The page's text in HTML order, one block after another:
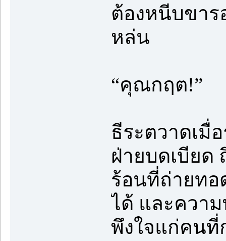
ต้องหนีบขาร
หล่น
“คุณกฤต!”
ธีระตวาดเมื่
ฝ่ายบดเบียด
ร้อนที่ถ่ายทอ
ได้ และควา
พึงใจแก่คนที่